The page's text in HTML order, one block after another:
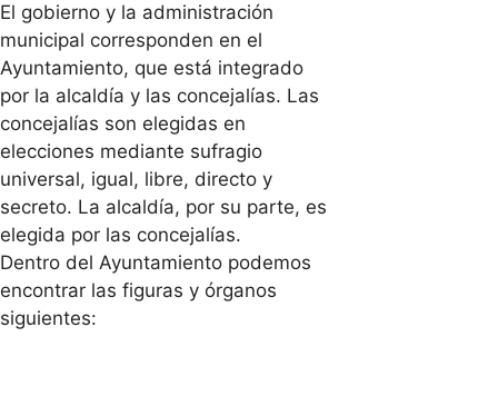
El gobierno y la administración
municipal corresponden en el
Ayuntamiento, que está integrado
por la alcaldía y las concejalías. Las
concejalías son elegidas en
elecciones mediante sufragio
universal, igual, libre, directo y
secreto. La alcaldía, por su parte, es
elegida por las concejalías.
Dentro del Ayuntamiento podemos
encontrar las figuras y órganos
siguientes: